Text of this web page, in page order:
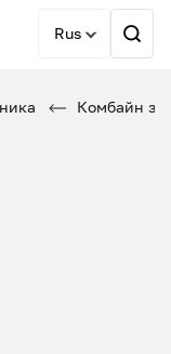
Rus
Комбайн